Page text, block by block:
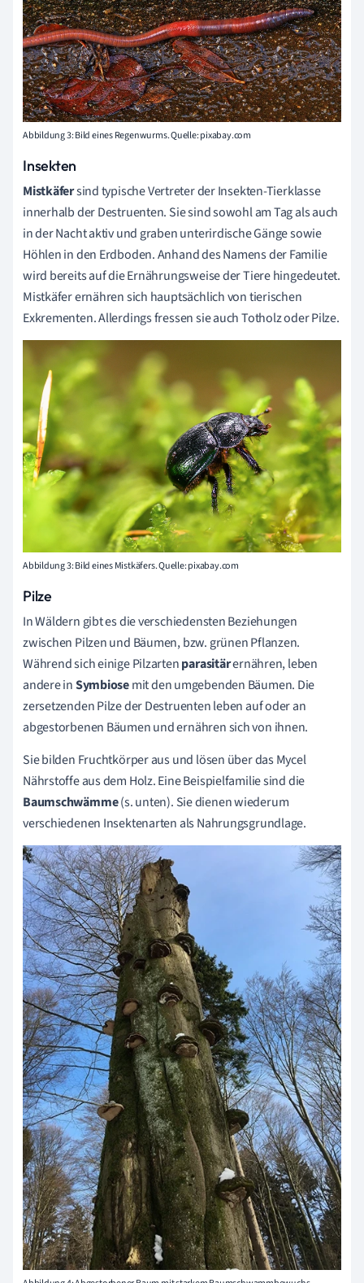
Abbildung 3: Bild eines Regenwurms. Quelle: pixabay.com
Insekten
Mistkäfersind typische Vertreter der Insekten-Tierklasse
innerhalb der Destruenten. Sie sind sowohl am Tag als auch
in der Nacht aktiv und graben unterirdische Gänge sowie
Höhlen in den Erdboden. Anhand des Namens der Familie
wird bereits auf die Ernährungsweise der Tiere hingedeutet.
Mistkäfer ernähren sich hauptsächlich von tierischen
Exkrementen. Allerdings fressen sie auch Totholz oder Pilze.
Abbildung 3: Bild eines Mistkäfers. Quelle: pixabay.com
Pilze
In Wäldern gibt es die verschiedensten Beziehungen
zwischen Pilzen und Bäumen, bzw. grünen Pflanzen.
Während sich einige Pilzartenparasitärernähren, leben
andere inSymbiosemit den umgebenden Bäumen. Die
zersetzenden Pilze der Destruenten leben auf oder an
abgestorbenen Bäumen und ernähren sich von ihnen.
Sie bilden Fruchtkörper aus und lösen über das Mycel
Nährstoffe aus dem Holz. Eine Beispielfamilie sind die
Baumschwämme(s. unten). Sie dienen wiederum
verschiedenen Insektenarten als Nahrungsgrundlage.